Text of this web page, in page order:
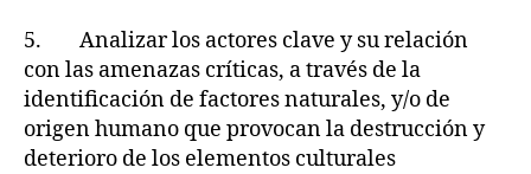
5. Analizar los actores clave y su relación
con las amenazas críticas, a través de la
identificación de factores naturales, y/o de
origen humano que provocan la destrucción y
deterioro de los elementos culturales